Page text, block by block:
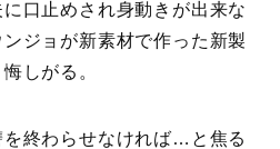
口止めされ身動きが出来な
ジョが新素材で作った新製
しがる。
終わらせなければ…と焦る